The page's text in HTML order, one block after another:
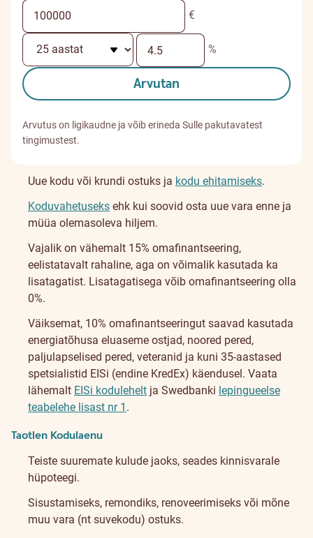
€
%
Arvutan
Arvutus on ligikaudne ja võib erineda Sulle pakutavatest
tingimustest.
Uue kodu või krundi ostuks ja kodu ehitamiseks.
Koduvahetuseks ehk kui soovid osta uue vara enne ja
müüa olemasoleva hiljem.
Vajalik on vähemalt 15% omafinantseering,
eelistatavalt rahaline, aga on võimalik kasutada ka
lisatagatist. Lisatagatisega võib omafinantseering olla
0%.
Väiksemat, 10% omafinantseeringut saavad kasutada
energiatõhusa eluaseme ostjad, noored pered,
paljulapselised pered, veteranid ja kuni 35-aastased
spetsialistid EISi (endine KredEx) käendusel. Vaata
lähemalt EISi kodulehelt ja Swedbanki lepingueelse
teabelehe lisast nr 1 .
Taotlen Kodulaenu
Teiste suuremate kulude jaoks, seades kinnisvarale
hüpoteegi.
Sisustamiseks, remondiks, renoveerimiseks või mõne
muu vara (nt suvekodu) ostuks.